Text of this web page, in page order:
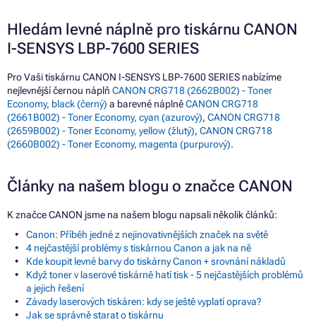
Hledám levné náplně pro tiskárnu CANON
I-SENSYS LBP-7600 SERIES
Pro Vaši tiskárnu CANON I-SENSYS LBP-7600 SERIES nabízíme
nejlevnější černou náplň CANON CRG718 (2662B002) - Toner
Economy, black (černý) a barevné náplněCANON CRG718
(2661B002) - Toner Economy, cyan (azurový), CANON CRG718
(2659B002) - Toner Economy, yellow (žlutý), CANON CRG718
(2660B002) - Toner Economy, magenta (purpurový).
Články na našem blogu o značce CANON
K značce CANON jsme na našem blogu napsali několik článků:
Canon: Příběh jedné z nejinovativnějších značek na světě
4 nejčastější problémy s tiskárnou Canon a jak na ně
Kde koupit levné barvy do tiskárny Canon + srovnání nákladů
Když toner v laserové tiskárně hatí tisk - 5 nejčastějších problémů
a jejich řešení
Závady laserových tiskáren: kdy se ještě vyplatí oprava?
Jak se správně starat o tiskárnu